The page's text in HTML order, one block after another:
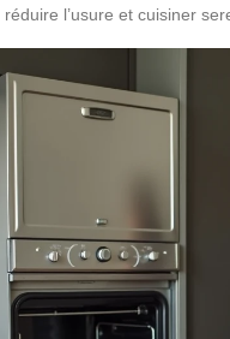
l’usure et cuisiner